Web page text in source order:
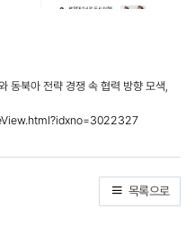
동북아 전략 경쟁 속 협력 방향 모색,
목록으로